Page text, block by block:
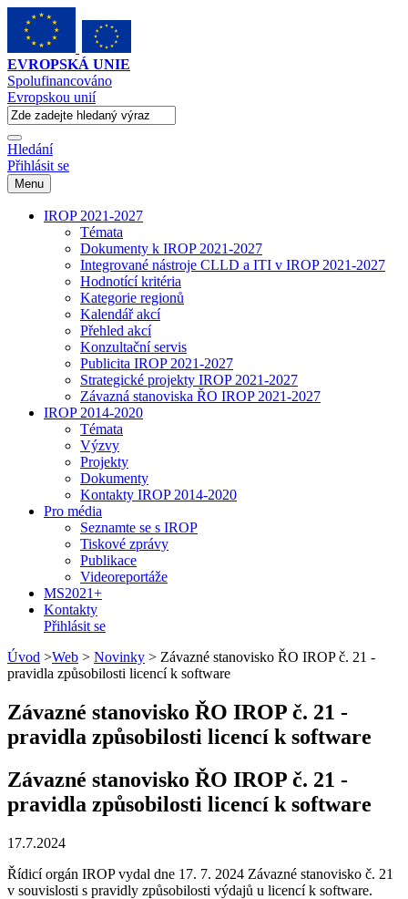
EVROPSKÁ UNIE
Spolufinancováno
Evropskou unií
Hledání
Přihlásit se
Menu
IROP 2021-2027
Témata
Dokumenty k IROP 2021-2027
Integrované nástroje CLLD a ITI v IROP 2021-2027
Hodnotící kritéria
Kategorie regionů
Kalendář akcí
Přehled akcí
Konzultační servis
Publicita IROP 2021-2027
Strategické projekty IROP 2021-2027
Závazná stanoviska ŘO IROP 2021-2027
IROP 2014-2020
Témata
Výzvy
Projekty
Dokumenty
Kontakty IROP 2014-2020
Pro média
Seznamte se s IROP
Tiskové zprávy
Publikace
Videoreportáže
MS2021+
Kontakty
Přihlásit se
Úvod >Web > Novinky > Závazné stanovisko ŘO IROP č. 21 -
pravidla způsobilosti licencí k software
Závazné stanovisko ŘO IROP č. 21 -
pravidla způsobilosti licencí k software
Závazné stanovisko ŘO IROP č. 21 -
pravidla způsobilosti licencí k software
17.7.2024
Řídicí orgán IROP vydal dne 17. 7. 2024 Závazné stanovisko č. 21
v souvislosti s pravidly způsobilosti výdajů u licencí k software.